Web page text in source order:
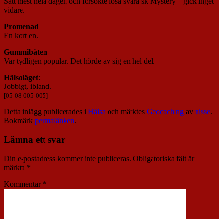
vidare.
Promenad
En kort en.
Gummibåten
Var tydligen popular. Det hörde av sig en hel del.
Hälsoläget:
Jobbigt, ibland.
[05-08-005-005]
Detta inlägg publicerades i Hälsa och märktes Geocaching av nisse.
Bokmärk permalänken.
Lämna ett svar
Din e-postadress kommer inte publiceras. Obligatoriska fält är
märkta *
Kommentar *